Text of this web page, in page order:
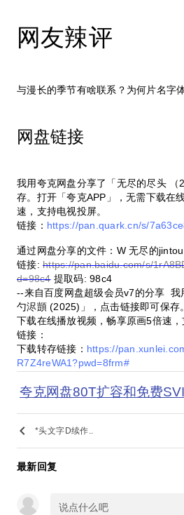
网友辣评
与漫长的季节有啥联系？为何片名字
网盘链接
我用夸克网盘分享了「无尽的尽头
存。打开「夸克APP」，无需下载在
速，支持电视投屏。
链接： https://pan.quark.cn/s/
通过网盘分享的文件：W 无尽的jintou
链接:https://pan.baidu.com/s/
d=98c4提取码: 98c4
--来自百度网盘超级会员v7的分享 我
勺浕顗 (2025)」，点击链接即可保存
下载在线播放视频，畅享原画5倍速，
链接：
下载转存链接： https://
R7Z4reWA1?pwd=8frm#
夸克网盘80T扩容和免费
keyboard_arrow_left *头文字D续作..
最新回复